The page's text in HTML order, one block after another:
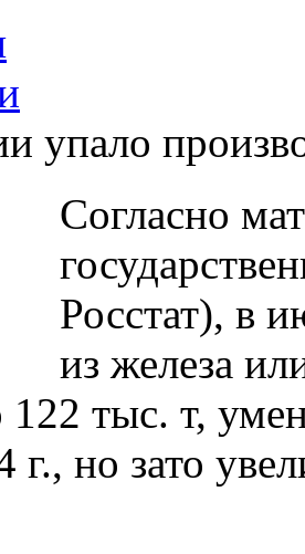
упало
Согласно
Росстат), в
из железа
122 тыс. т,
г., но зато